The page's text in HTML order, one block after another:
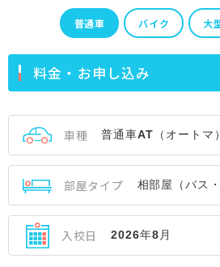
普通車 バイク 大
料金・お申し込み
車種
部屋タイプ
入校日